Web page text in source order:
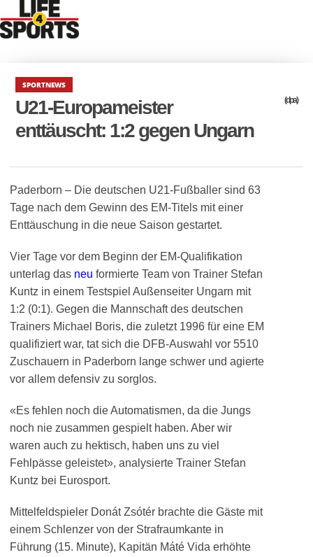
SPORTNEWS
U21-Europameister
enttäuscht: 1:2 gegen Ungarn
(dpa)
Paderborn – Die deutschen U21-Fußballer sind 63
Tage nach dem Gewinn des EM-Titels mit einer
Enttäuschung in die neue Saison gestartet.
Vier Tage vor dem Beginn der EM-Qualifikation
unterlag das neu formierte Team von Trainer Stefan
Kuntz in einem Testspiel Außenseiter Ungarn mit
1:2 (0:1). Gegen die Mannschaft des deutschen
Trainers Michael Boris, die zuletzt 1996 für eine EM
qualifiziert war, tat sich die DFB-Auswahl vor 5510
Zuschauern in Paderborn lange schwer und agierte
vor allem defensiv zu sorglos.
«Es fehlen noch die Automatismen, da die Jungs
noch nie zusammen gespielt haben. Aber wir
waren auch zu hektisch, haben uns zu viel
Fehlpässe geleistet», analysierte Trainer Stefan
Kuntz bei Eurosport.
Mittelfeldspieler Donát Zsótér brachte die Gäste mit
einem Schlenzer von der Strafraumkante in
Führung (15. Minute), Kapitän Máté Vida erhöhte